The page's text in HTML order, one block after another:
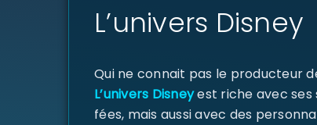
L’univers Disney
Qui ne connait pas le producteur
L’univers Disneyest riche avec
fées, mais aussi avec des